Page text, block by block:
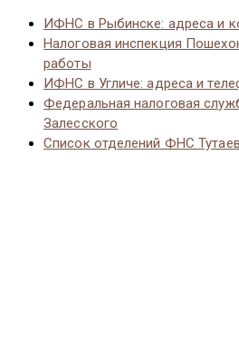
ИФНС в Рыбинске: адреса и
Налоговая инспекция
работы
ИФНС в Угличе: адреса и
Федеральная налоговая
Залесского
Список отделений ФНС